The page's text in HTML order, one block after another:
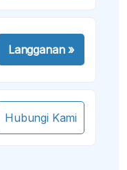
Langganan»
Hubungi Kami